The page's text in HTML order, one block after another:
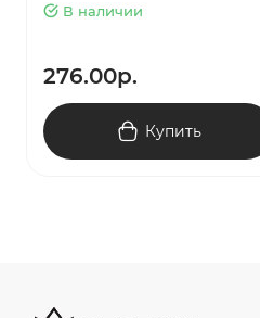
В наличии
276.00р.
Купить